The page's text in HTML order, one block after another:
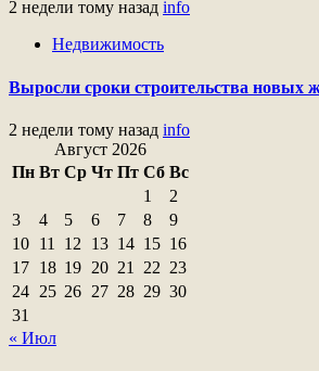
2 недели тому назад info
Недвижимость
Выросли сроки строительства новых
2 недели тому назад info
Август 2026
Пн Вт Ср Чт Пт Сб Вс
1
2
3
4 5 6 7 8
9
10 11 12 13 14 15 16
17 18 19 20 21 22 23
24 25 26 27 28 29 30
31
« Июл